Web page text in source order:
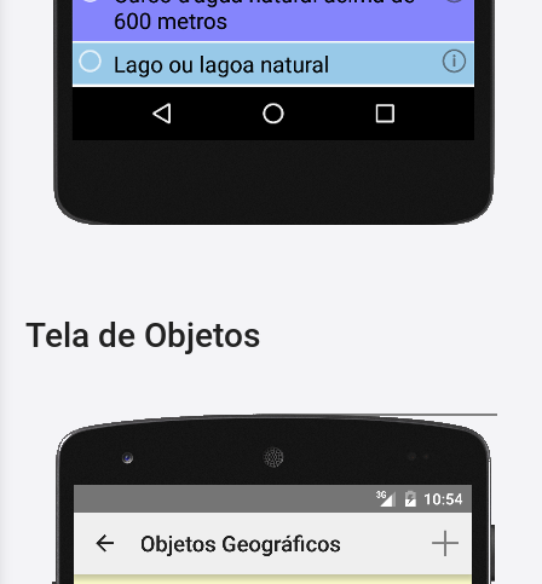
Tela de Objetos